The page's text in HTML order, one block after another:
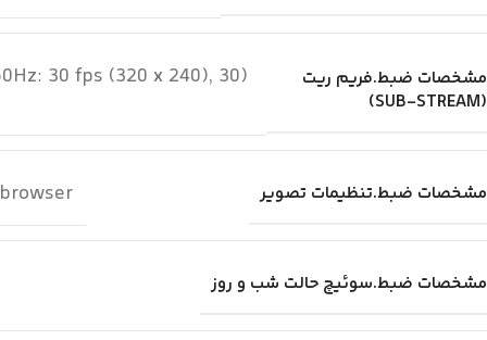
مشخصات ضبط.فریم ریت
(SUB-STREAM)
30 fps (320 x 240), 30
مشخصات ضبط.تنظیمات تصویر
مشخصات ضبط.سوئیچ حالت شب و روز